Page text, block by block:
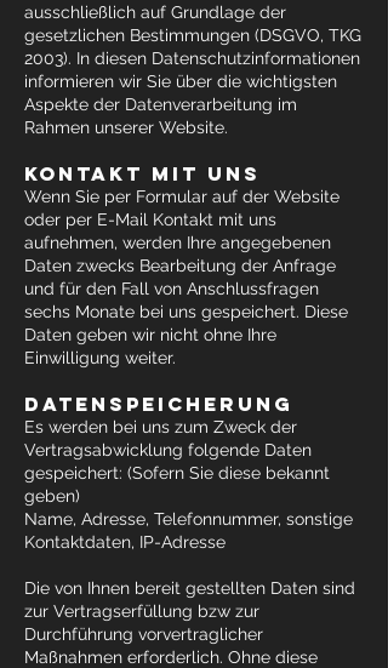
ausschließlich auf Grundlage der
gesetzlichen Bestimmungen (DSGVO, TKG
2003). In diesen Datenschutzinformationen
informieren wir Sie über die wichtigsten
Aspekte der Datenverarbeitung im
Rahmen unserer Website.
KONTAKT MIT UNS
Wenn Sie per Formular auf der Website
oder per E-Mail Kontakt mit uns
aufnehmen, werden Ihre angegebenen
Daten zwecks Bearbeitung der Anfrage
und für den Fall von Anschlussfragen
sechs Monate bei uns gespeichert. Diese
Daten geben wir nicht ohne Ihre
Einwilligung weiter.
DATENSPEICHERUNG
Es werden bei uns zum Zweck der
Vertragsabwicklung folgende Daten
gespeichert: (Sofern Sie diese bekannt
geben)
Name, Adresse, Telefonnummer, sonstige
Kontaktdaten, IP-Adresse
Die von Ihnen bereit gestellten Daten sind
zur Vertragserfüllung bzw zur
Durchführung vorvertraglicher
Maßnahmen erforderlich. Ohne diese